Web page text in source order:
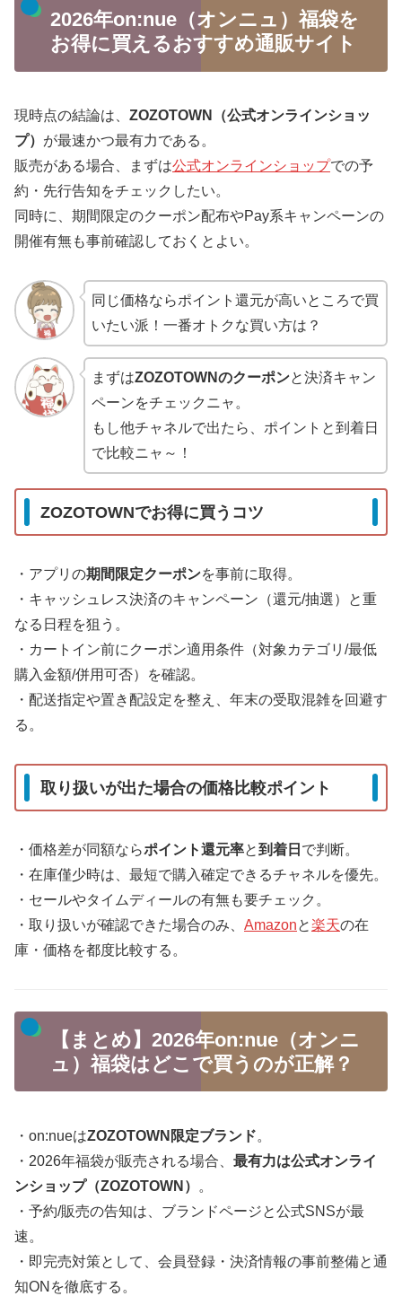
2026年on:nue（オンニュ）福袋を
お得に買えるおすすめ通販サイト
現時点の結論は、 ZOZOTOWN（公式オンラインショッ
プ） が最速かつ最有力である。
販売がある場合、まずは公式オンラインショップでの予
約・先行告知をチェックしたい。
同時に、期間限定のクーポン配布やPay系キャンペーンの
開催有無も事前確認しておくとよい。
同じ価格ならポイント還元が高いところで買
いたい派！一番オトクな買い方は？
まずはZOZOTOWNのクーポンと決済キャン
ペーンをチェックニャ。
もし他チャネルで出たら、ポイントと到着日
で比較ニャ～！
ZOZOTOWNでお得に買うコツ
・アプリの期間限定クーポンを事前に取得。
・キャッシュレス決済のキャンペーン（還元/抽選）と重
なる日程を狙う。
・カートイン前にクーポン適用条件（対象カテゴリ/最低
購入金額/併用可否）を確認。
・配送指定や置き配設定を整え、年末の受取混雑を回避す
る。
取り扱いが出た場合の価格比較ポイント
・価格差が同額ならポイント還元率と到着日 で判断。
・在庫僅少時は、最短で購入確定できるチャネルを優先。
・セールやタイムディールの有無も要チェック。
・取り扱いが確認できた場合のみ、 Amazonと楽天の在
庫・価格を都度比較する。
【まとめ】2026年on:nue（オンニ
ュ）福袋はどこで買うのが正解？
・on:nueはZOZOTOWN限定ブランド。
・2026年福袋が販売される場合、 最有力は公式オンライ
ンショップ（ZOZOTOWN）
。
・予約/販売の告知は、ブランドページと公式SNSが最
速。
・即完売対策として、会員登録・決済情報の事前整備と通
知ONを徹底する。